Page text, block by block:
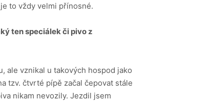
to vždy velmi přínosné.
ten speciálek či pivo z
ale vznikal u takových hospod jako
tzv. čtvrté pípě začal čepovat stále
nikam nevozily. Jezdil jsem